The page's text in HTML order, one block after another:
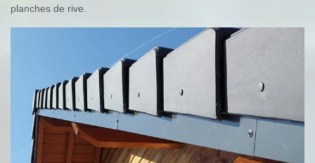
planches de rive.